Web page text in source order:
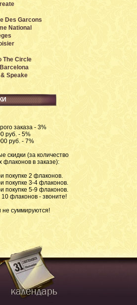
Des Garcons
National
The Circle
Speake
заказа - 3%
руб. - 5%
руб. - 7%
скидки (за количество
флаконов в заказе):
покупке 2 флаконов.
покупке 3-4 флаконов.
покупке 5-9 флаконов.
флаконов - звоните!
не суммируются!